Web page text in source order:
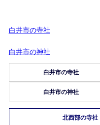
白井市の寺社
白井市の神社
白井市の寺社
白井市の神社
北西部の寺社